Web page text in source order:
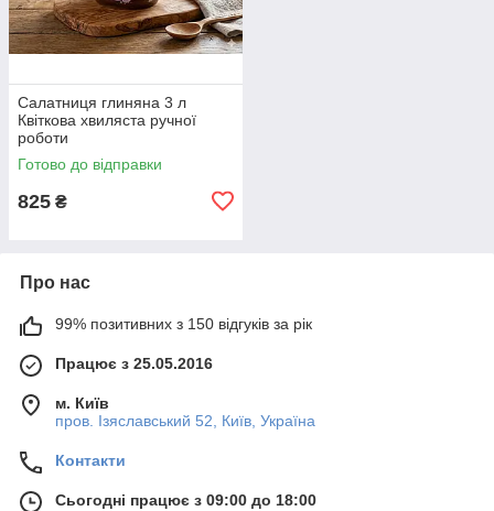
Салатниця глиняна 3 л
Квіткова хвиляста ручної
роботи
Готово до відправки
825 ₴
Про нас
99% позитивних з 150 відгуків за рік
Працює з 25.05.2016
м. Київ
пров. Ізяславський 52, Київ, Україна
Контакти
Сьогодні працює з 09:00 до 18:00